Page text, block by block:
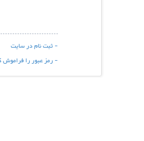
- ثبت نام در سایت
- رمز عبور را فراموش